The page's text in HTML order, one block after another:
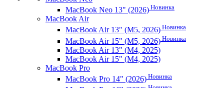
MacBook Neo 13" (2026) Новинка
MacBook Air
MacBook Air 13" (M5, 2026) Новинка
MacBook Air 15" (M5, 2026) Новинка
MacBook Air 13" (M4, 2025)
MacBook Air 15" (M4, 2025)
MacBook Pro
MacBook Pro 14" (2026) Новинка